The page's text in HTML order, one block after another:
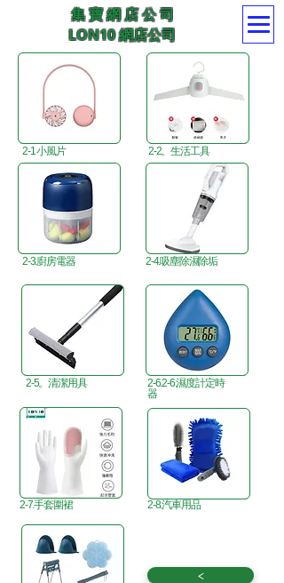
集 寶 網 店 公 司
LON10 網店公司
2-1 小風片 2-2。生活工具
2-3.廚房電器 2-4.吸塵除濕除垢
2-5。清潔用具
2-6.2-6.濕度計定時
器
2-7.手套圍裙 2-8.汽車用品
<